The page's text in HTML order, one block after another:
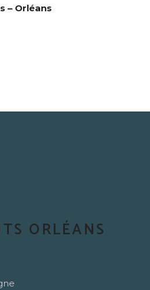
– Orléans
ORLÉANS